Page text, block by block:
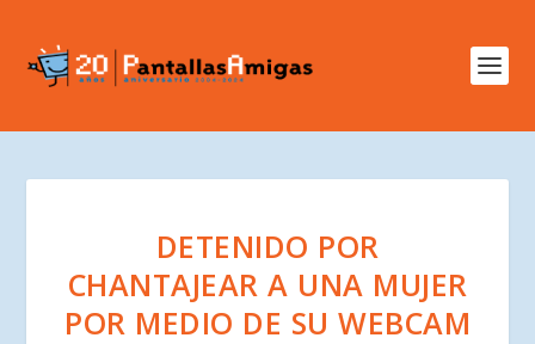
DETENIDO POR
CHANTAJEAR A UNA MUJER
POR MEDIO DE SU WEBCAM